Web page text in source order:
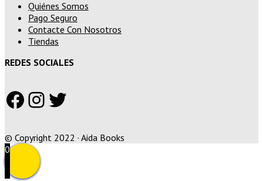
Quiénes Somos
Pago Seguro
Contacte Con Nosotros
Tiendas
REDES SOCIALES
Facebook
Instagram
Twitter
© Copyright 2022 · Aida Books
0